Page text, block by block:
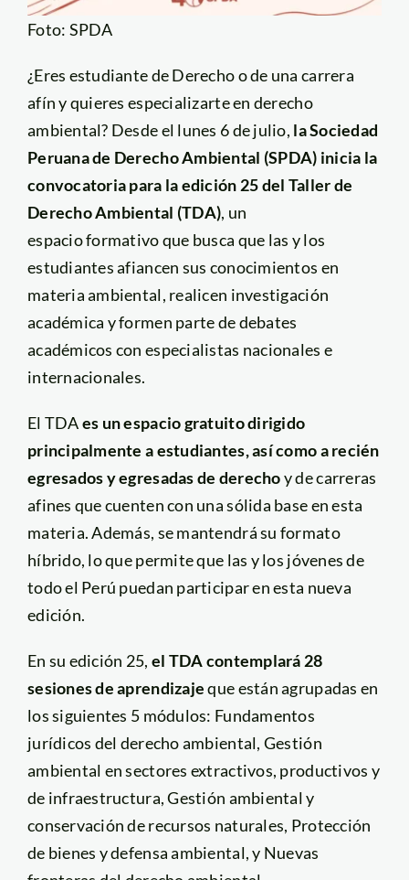
Foto: SPDA
¿Eres estudiante de Derecho o de una carrera
afín y quieres especializarte en derecho
ambiental? Desde el lunes 6 de julio, la Sociedad
Peruana de Derecho Ambiental (SPDA) inicia la
convocatoria para la edición 25 del Taller de
Derecho Ambiental (TDA), un
espacio formativo que busca que las y los
estudiantes afiancen sus conocimientos en
materia ambiental, realicen investigación
académica y formen parte de debates
académicos con especialistas nacionales e
internacionales.
El TDAes un espacio gratuito dirigido
principalmente a estudiantes, así como a recién
egresados y egresadas de derechoy de carreras
afines que cuenten con una sólida base en esta
materia. Además, se mantendrá su formato
híbrido, lo que permite que las y los jóvenes de
todo el Perú puedan participar en esta nueva
edición.
En su edición 25, el TDA contemplará 28
sesiones de aprendizajeque están agrupadas en
los siguientes 5 módulos: Fundamentos
jurídicos del derecho ambiental, Gestión
ambiental en sectores extractivos, productivos y
de infraestructura, Gestión ambiental y
conservación de recursos naturales, Protección
de bienes y defensa ambiental, y Nuevas